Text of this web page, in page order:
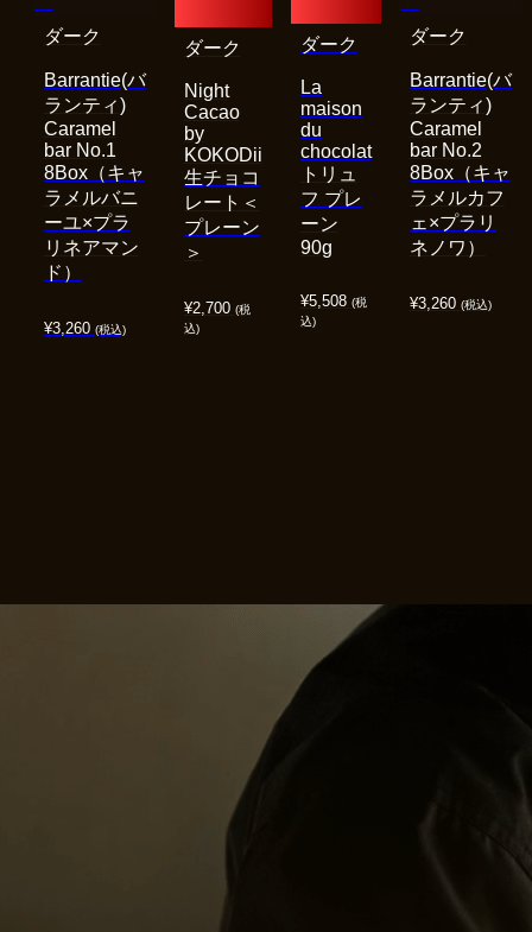
¥3,260 (税込)
Barrantie(バ
ランティ)
Caramel
bar No.1
8Box（キャ
ラメルバニ
ーユ×プラ
リネアマン
ド）
ダーク
¥2,700 (税
込)
Night
Cacao
by
KOKODii
生チョコ
レート＜
プレーン
＞
ダーク
¥5,508 (税
込)
La
maison
du
chocolat
トリュ
フ プレ
ーン
90g
ダーク
¥3,260 (税込)
Barrantie(バ
ランティ)
Caramel
bar No.2
8Box（キャ
ラメルカフ
ェ×プラリ
ネノワ）
ダーク